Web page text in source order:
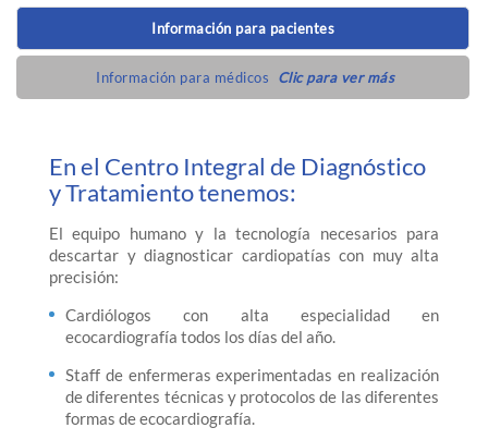
Información para pacientes
Información para médicos Clic para ver más
En el Centro Integral de Diagnóstico
y Tratamiento tenemos:
El equipo humano y la tecnología necesarios para
descartar y diagnosticar cardiopatías con muy alta
precisión:
Cardiólogos con alta especialidad en
ecocardiografía todos los días del año.
Staff de enfermeras experimentadas en realización
de diferentes técnicas y protocolos de las diferentes
formas de ecocardiografía.